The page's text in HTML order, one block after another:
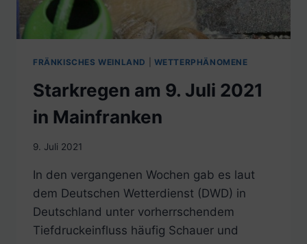
FRÄNKISCHES WEINLAND WETTERPHÄNOMENE
Starkregen am 9. Juli 2021
in Mainfranken
9. Juli 2021
In den vergangenen Wochen gab es laut
dem Deutschen Wetterdienst (DWD) in
Deutschland unter vorherrschendem
Tiefdruckeinfluss häufig Schauer und